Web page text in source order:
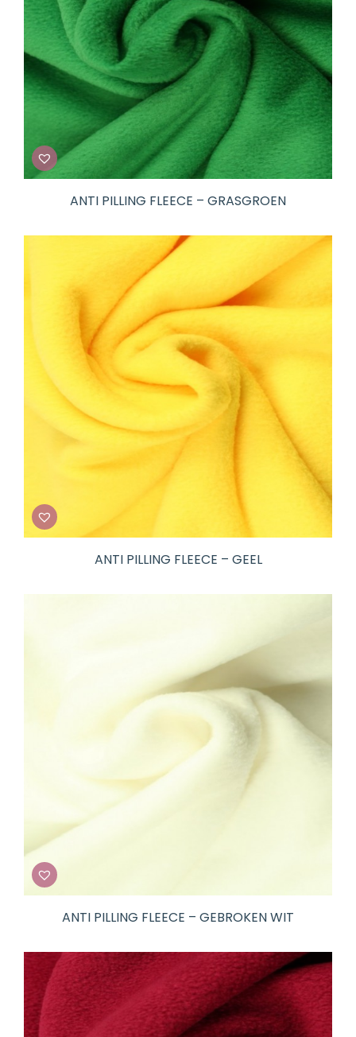
ANTI PILLING FLEECE – GRASGROEN
ANTI PILLING FLEECE – GEEL
ANTI PILLING FLEECE – GEBROKEN WIT